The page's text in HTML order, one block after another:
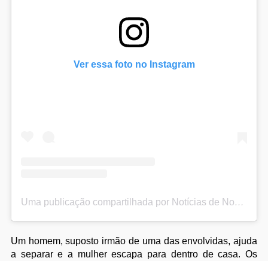
Ver essa foto no Instagram
Uma publicação compartilhada por Notícias de Nova Iguaçu (@noticiasdenovaiguacu)
Um homem, suposto irmão de uma das envolvidas, ajuda
a separar e a mulher escapa para dentro de casa. Os